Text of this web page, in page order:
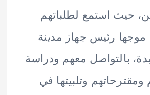
لطلباتهم
جهاز مدينة
معهم ودراسة
وتلبيتها في